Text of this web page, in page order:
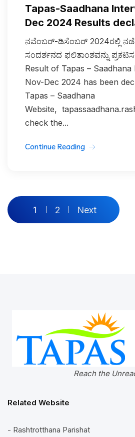
Tapas-Saadhana
Dec 2024 Results
ನವೆಂಬರ್‌-ಡಿಸೆಂಬರ್‌ 2024ರಲ್ಲಿ
ಸಂದರ್ಶನದ ಫಲಿತಾಂಶವನ್ನು
Result of Tapas – Saadhana
Nov-Dec 2024 has been
Tapas – Saadhana
Website,
check the...
Continue Reading
1 2 Next
Reach the
Related Website
- Rashtrotthana Parishat